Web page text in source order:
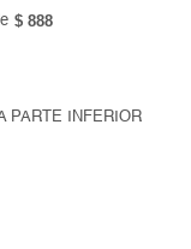
$ 888
PARTE INFERIOR